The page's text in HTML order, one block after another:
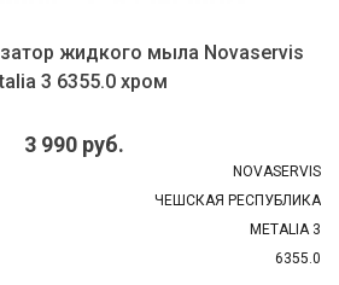
жидкого мыла Novaservis
3 6355.0 хром
3 990 руб.
NOVASERVIS
ЧЕШСКАЯ РЕСПУБЛИКА
METALIA 3
6355.0